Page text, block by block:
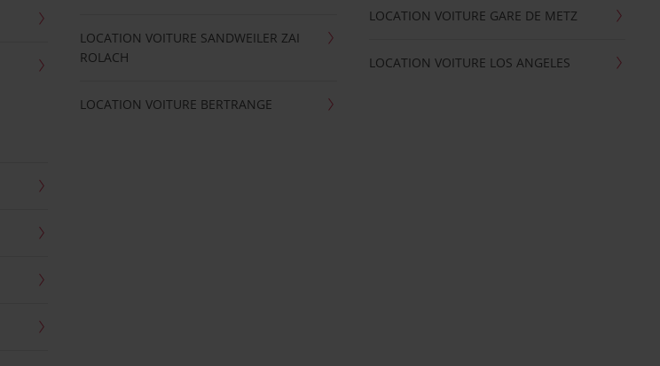
LOCATION VOITURE SANDWEILER ZAI
ROLACH
LOCATION VOITURE BERTRANGE
LOCATION VOITURE GARE DE METZ
LOCATION VOITURE LOS ANGELES